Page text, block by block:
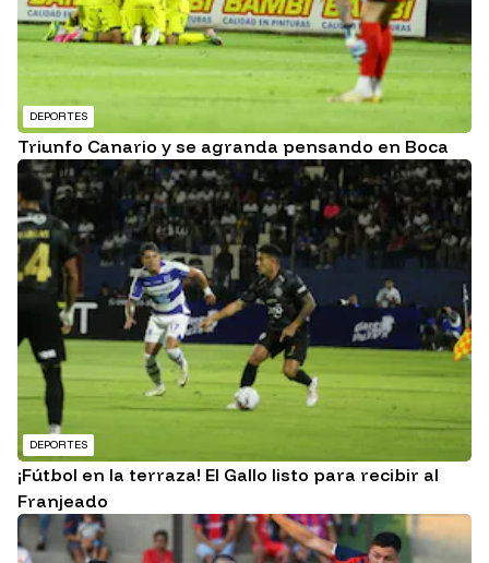
DEPORTES
Triunfo Canario y se agranda pensando en Boca
DEPORTES
¡Fútbol en la terraza! El Gallo listo para recibir al
Franjeado